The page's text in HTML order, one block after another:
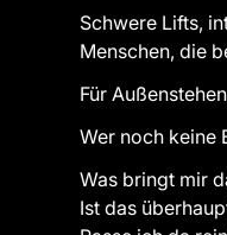
Schwere Lifts,
Menschen, die
Für
Wer noch keine
Was bringt mir
Ist das